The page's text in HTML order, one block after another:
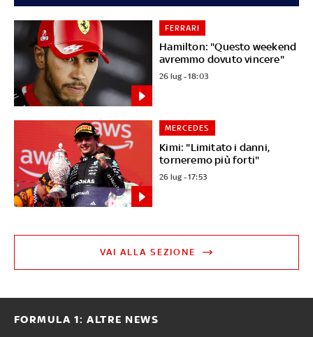
Hamilton: "Questo weekend
avremmo dovuto vincere"
FERRARI
26 lug - 18:03
Kimi: "Limitato i danni,
torneremo più forti"
MERCEDES
26 lug - 17:53
VAI ALLA SEZIONE
FORMULA 1: ALTRE NEWS